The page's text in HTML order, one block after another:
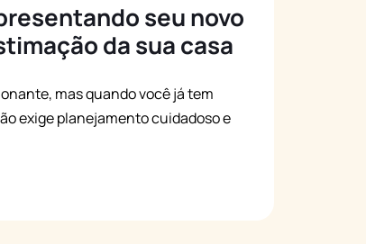
seu novo
da sua casa
mas quando você já tem
exige planejamento cuidadoso e